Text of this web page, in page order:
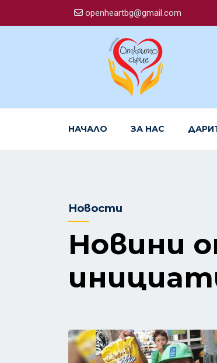
openheartbg@gmail.com
НАЧАЛО ЗА НАС
Новости
Новини